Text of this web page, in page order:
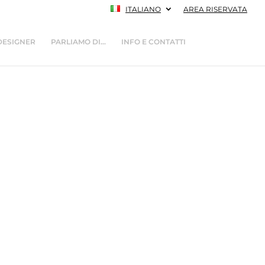
ITALIANO AREA RISERVATA
PARLIAMO DI… INFO E CONTATTI